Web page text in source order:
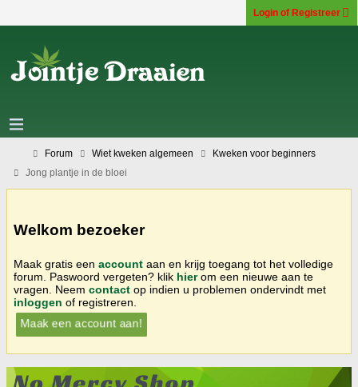
Login of Registreer
Forum Wiet kweken algemeen
Kweken voor beginners
Jong plantje in de bloei
Welkom bezoeker
Maak gratis een account aan en krijg toegang tot het volledige
forum. Paswoord vergeten? klik hierom een nieuwe aan te
vragen. Neem contact op indien u problemen ondervindt met
inloggen of registreren.
Maak een account aan!